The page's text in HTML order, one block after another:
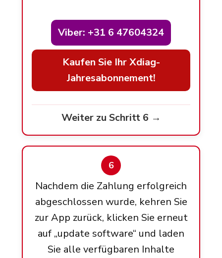
Viber: +31 6 47604324
Kaufen Sie Ihr Xdiag-
Jahresabonnement!
Weiter zu Schritt 6 →
6
Nachdem die Zahlung erfolgreich
abgeschlossen wurde, kehren Sie
zur App zurück, klicken Sie erneut
auf „update software“ und laden
Sie alle verfügbaren Inhalte